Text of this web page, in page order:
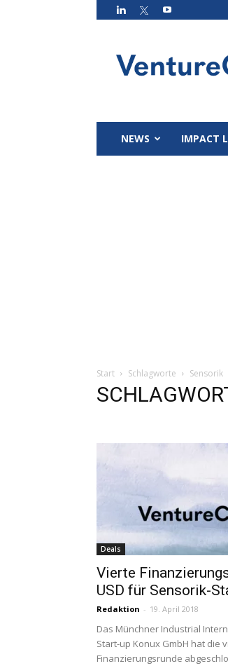
Magazin
NEWS IMPACT
Start Schlagworte Sensorik
Deals
Vierte
USD für Sensorik-
Redaktion - 19. April 2018
Das Münchner Industrial
Start-up Konux GmbH hat die
Finanzierungsrunde